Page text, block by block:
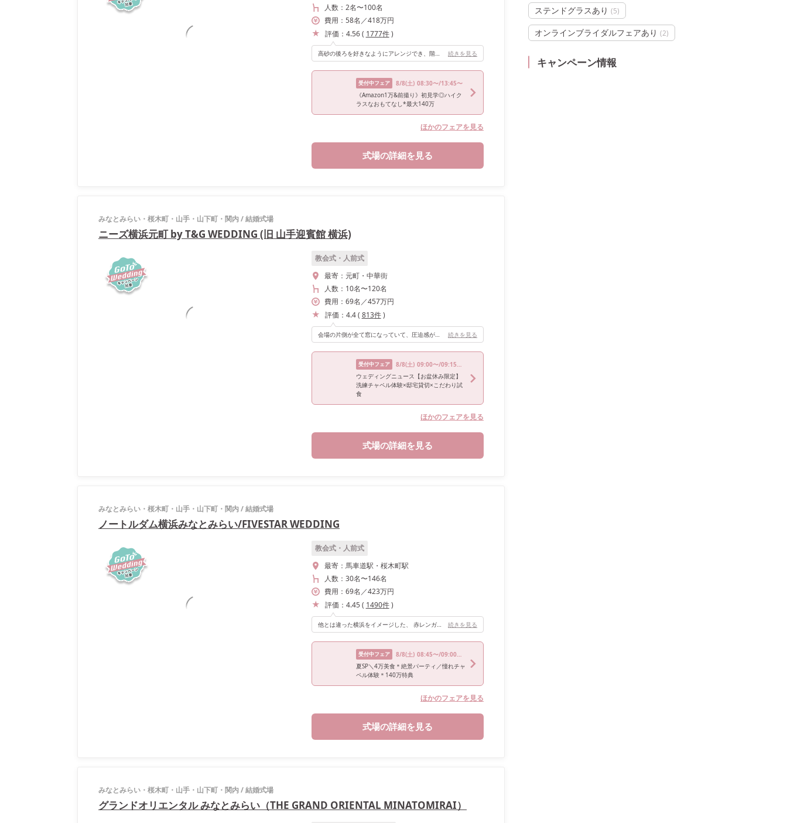
ステンドグラスあり (5)
オンラインブライダルフェアあり (2)
キャンペーン情報
人数： 2名〜100名
費用： 58名 ／418万円
評価： 4.56( 1777件)
高砂の後ろを好きなようにアレンジでき、階段からの入場もできるので、お姫様気分が味わえます！ 続きを見る
受付中フェア 8/8(土) 08:30〜/13:45〜
《Amazon1万&前撮り》初見学◎ハイク
ラスなおもてなし*最大140万
ほかのフェアを見る
式場の詳細を見る
みなとみらい・桜木町・山手・山下町・関内/結婚式場
ニーズ横浜元町 by T&G WEDDING (旧 山手迎賓館 横浜)
教会式・人前式
最寄： 元町・中華街
人数： 10名〜120名
費用： 69名 ／457万円
評価： 4.4( 813件)
会場の片側が全て窓になっていて、圧迫感がなく広く感じました！ガーデンから入場した際はまさかそこから！という感じでサプライズになりました。 一番のお気に入りは階段です！カラードレスでの再入場は階段から登場したかったので理想通りでした！ 続きを見る
受付中フェア 8/8(土) 09:00〜/09:15〜/14:30〜/14:45〜/18:00〜
ウェディングニュース【お盆休み限定】
洗練チャペル体験×邸宅貸切×こだわり試
食
ほかのフェアを見る
式場の詳細を見る
みなとみらい・桜木町・山手・山下町・関内/結婚式場
ノートルダム横浜みなとみらい/FIVESTAR WEDDING
教会式・人前式
最寄： 馬車道駅・桜木町駅
人数： 30名〜146名
費用： 69名 ／423万円
評価： 4.45( 1490件)
他とは違った横浜をイメージした、 赤レンガで天上の高い、解放感のある会場です。 アフターセレモニーでは、みなとみらいのベストロケーションをバックに行えるので、ここの会場にして良かったと満足しています。 続きを見る
受付中フェア 8/8(土) 08:45〜/09:00〜/15:45〜/16:00〜
夏SP＼4万美食＊絶景パーティ／憧れチャ
ペル体験＊140万特典
ほかのフェアを見る
式場の詳細を見る
みなとみらい・桜木町・山手・山下町・関内/結婚式場
グランドオリエンタル みなとみらい（THE GRAND ORIENTAL MINATOMIRAI）